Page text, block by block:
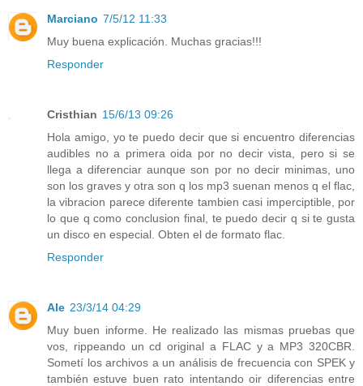
Marciano 7/5/12 11:33
Muy buena explicación. Muchas gracias!!!
Responder
Cristhian 15/6/13 09:26
Hola amigo, yo te puedo decir que si encuentro diferencias
audibles no a primera oida por no decir vista, pero si se
llega a diferenciar aunque son por no decir minimas, uno
son los graves y otra son q los mp3 suenan menos q el flac,
la vibracion parece diferente tambien casi imperciptible, por
lo que q como conclusion final, te puedo decir q si te gusta
un disco en especial. Obten el de formato flac.
Responder
Ale 23/3/14 04:29
Muy buen informe. He realizado las mismas pruebas que
vos, rippeando un cd original a FLAC y a MP3 320CBR.
Sometí los archivos a un análisis de frecuencia con SPEK y
también estuve buen rato intentando oir diferencias entre